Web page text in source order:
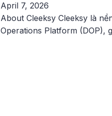
April 7, 2026
About Cleeksy Cleeksy là
Operations Platform (DOP),